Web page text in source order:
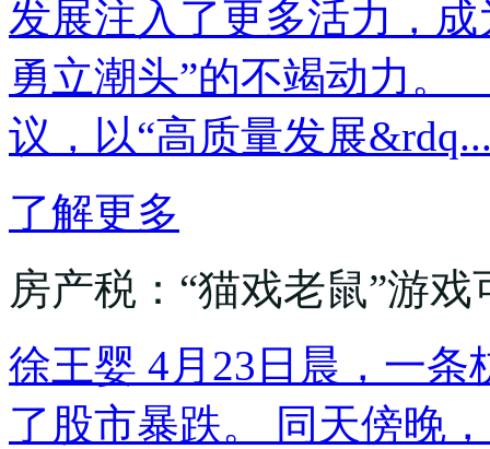
发展注入了更多活力，
勇立潮头”的不竭动力
议，以“高质量发展
了解更多
房产税：“猫戏老鼠”游戏
徐王婴 4月23日晨，一
了股市暴跌。 同天傍晚